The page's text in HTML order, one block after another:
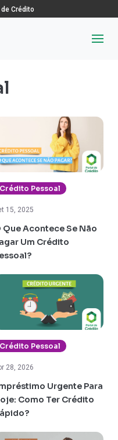
Crédito
Crédito Pessoal
15, 2025
Que Acontece Se Não
Um Crédito
Crédito Pessoal
28, 2026
Urgente Para
Como Ter Crédito